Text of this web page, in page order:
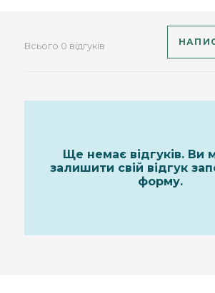
Всього 0 відгуків
Ще немає відгуків. Ви
залишити свій відгук
форму.